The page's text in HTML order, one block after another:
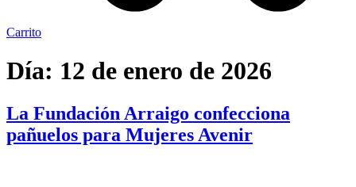
Carrito
Día: 12 de enero de 2026
La Fundación Arraigo confecciona
pañuelos para Mujeres Avenir